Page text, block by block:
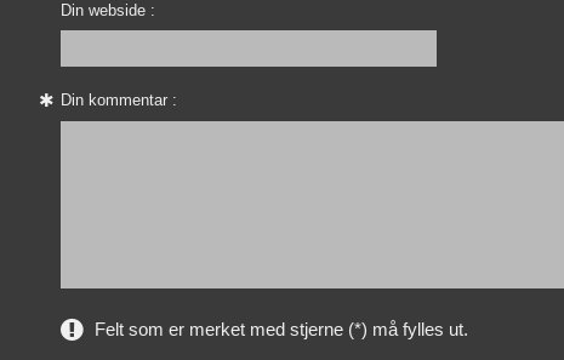
Din webside :
Din kommentar :
Felt som er merket med stjerne (*) må fylles ut.